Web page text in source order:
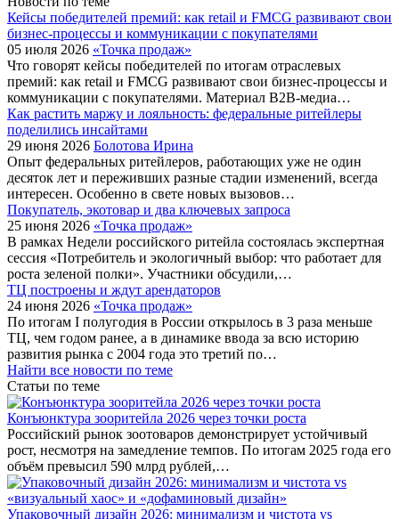
Кейсы победителей премий: как retail и FMCG развивают свои
бизнес-процессы и коммуникации с покупателями
05 июля 2026 «Точка продаж»
Что говорят кейсы победителей по итогам отраслевых
премий: как retail и FMCG развивают свои бизнес-процессы и
коммуникации с покупателями. Материал B2B-медиа…
Как растить маржу и лояльность: федеральные ритейлеры
поделились инсайтами
29 июня 2026 Болотова Ирина
Опыт федеральных ритейлеров, работающих уже не один
десяток лет и переживших разные стадии изменений, всегда
интересен. Особенно в свете новых вызовов…
Покупатель, экотовар и два ключевых запроса
25 июня 2026 «Точка продаж»
В рамках Недели российского ритейла состоялась экспертная
сессия «Потребитель и экологичный выбор: что работает для
роста зеленой полки». Участники обсудили,…
ТЦ построены и ждут арендаторов
24 июня 2026 «Точка продаж»
По итогам I полугодия в России открылось в 3 раза меньше
ТЦ, чем годом ранее, а в динамике ввода за всю историю
развития рынка с 2004 года это третий по…
Найти все новости по теме
Статьи по теме
Конъюнктура зооритейла 2026 через точки роста
Российский рынок зоотоваров демонстрирует устойчивый
рост, несмотря на замедление темпов. По итогам 2025 года его
объём превысил 590 млрд рублей,…
Упаковочный дизайн 2026: минимализм и чистота vs